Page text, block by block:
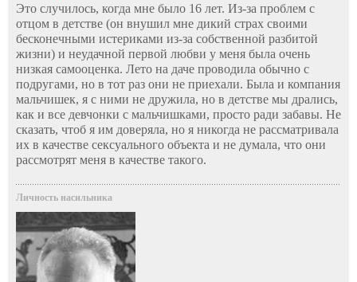
Это случилось, когда мне было 16 лет. Из-за проблем с
отцом в детстве (он внушил мне дикий страх своими
бесконечными истериками из-за собственной разбитой
жизни) и неудачной первой любви у меня была очень
низкая самооценка. Лето на даче проводила обычно с
подругами, но в тот раз они не приехали. Была и компания
мальчишек, я с ними не дружила, но в детстве мы дрались,
как и все девчонки с мальчишками, просто ради забавы. Не
сказать, чтоб я им доверяла, но я никогда не рассматривала
их в качестве сексуального объекта и не думала, что они
рассмотрят меня в качестве такого.
Личность насильника